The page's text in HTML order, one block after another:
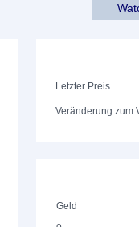
Letzter Preis
Veränderung zum
Geld